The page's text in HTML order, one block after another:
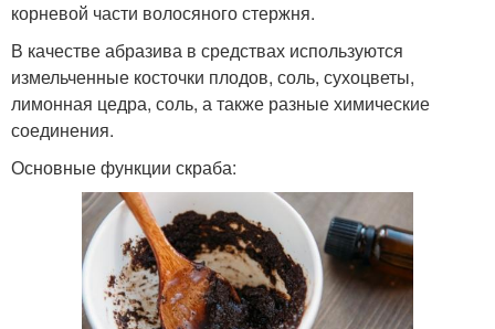
корневой части волосяного стержня.
В качестве абразива в средствах используются
измельченные косточки плодов, соль, сухоцветы,
лимонная цедра, соль, а также разные химические
соединения.
Основные функции скраба: